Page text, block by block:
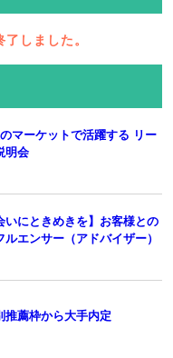
しました。
マーケットで活躍する リー
明会
いにときめきを】お客様との
エンサー（アドバイザー）
推薦枠から大手内定